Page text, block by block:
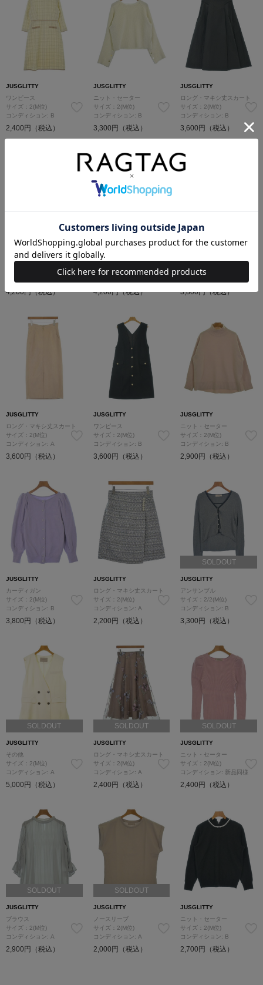
JUSGLITTY
ワンピース
サイズ：2(M位)
コンディション: B
2,400円（税込）
JUSGLITTY
ニット・セーター
サイズ：2(M位)
コンディション: B
3,300円（税込）
JUSGLITTY
ロング・マキシ丈スカート
サイズ：2(M位)
コンディション: B
3,600円（税込）
JUSGLITTY
ニット・セーター
コンディション: 新品同様
4,200円（税込）
JUSGLITTY
その他
サイズ：2(M位)/-(M位)
4,200円（税込）
ニット・セーター
サイズ：2(M位)
3,800円（税込）
JUSGLITTY
ロング・マキシ丈スカート
サイズ：2(M位)
コンディション: A
3,600円（税込）
JUSGLITTY
ワンピース
サイズ：2(M位)
コンディション: B
3,600円（税込）
JUSGLITTY
ニット・セーター
サイズ：2(M位)
コンディション: B
2,900円（税込）
JUSGLITTY
カーディガン
サイズ：2(M位)
コンディション: B
3,800円（税込）
JUSGLITTY
ロング・マキシ丈スカート
サイズ：2(M位)
コンディション: A
2,200円（税込）
SOLDOUT
JUSGLITTY
アンサンブル
サイズ：2/2(M位)
コンディション: B
3,300円（税込）
SOLDOUT
JUSGLITTY
その他
サイズ：2(M位)
コンディション: A
5,000円（税込）
SOLDOUT
JUSGLITTY
ロング・マキシ丈スカート
サイズ：2(M位)
コンディション: A
2,400円（税込）
SOLDOUT
JUSGLITTY
ニット・セーター
サイズ：2(M位)
コンディション: 新品同様
2,400円（税込）
SOLDOUT
JUSGLITTY
ブラウス
サイズ：2(M位)
コンディション: A
2,900円（税込）
SOLDOUT
JUSGLITTY
ノースリーブ
サイズ：2(M位)
コンディション: A
2,000円（税込）
JUSGLITTY
ニット・セーター
サイズ：2(M位)
コンディション: B
2,700円（税込）